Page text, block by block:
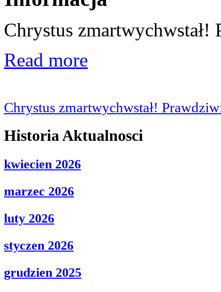
Chrystus zmartwychwstał!
Read more
Chrystus zmartwychwstał!
Historia Aktualnosci
kwiecien 2026
marzec 2026
luty 2026
styczen 2026
grudzien 2025